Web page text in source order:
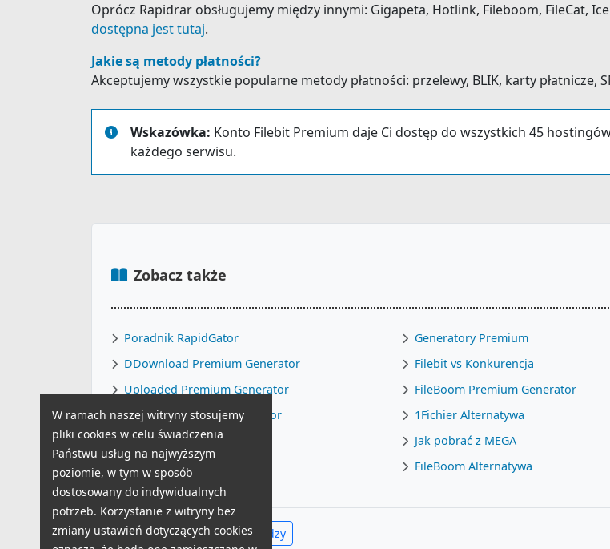
Oprócz Rapidrar obsługujemy między innymi: Gigapeta, Hotlink, Fileboom, FileCat,
dostępna jest tutaj.
Jakie są metody płatności?
Akceptujemy wszystkie popularne metody płatności: przelewy, BLIK, karty płatnicze,
Wskazówka: Konto Filebit Premium daje Ci dostęp do wszystkich 45
każdego serwisu.
Zobacz także
Poradnik RapidGator
DDownload Premium Generator
Uploaded Premium Generator
TurboBit Premium Generator
KatFile Premium Generator
Tani Multihoster
Generatory Premium
Filebit vs Konkurencja
FileBoom Premium Generator
1Fichier Alternatywa
Jak pobrać z MEGA
FileBoom Alternatywa
Zobacz całe Centrum Wiedzy
W ramach naszej witryny stosujemy
pliki cookies w celu świadczenia
Państwu usług na najwyższym
poziomie, w tym w sposób
dostosowany do indywidualnych
potrzeb. Korzystanie z witryny bez
zmiany ustawień dotyczących cookies